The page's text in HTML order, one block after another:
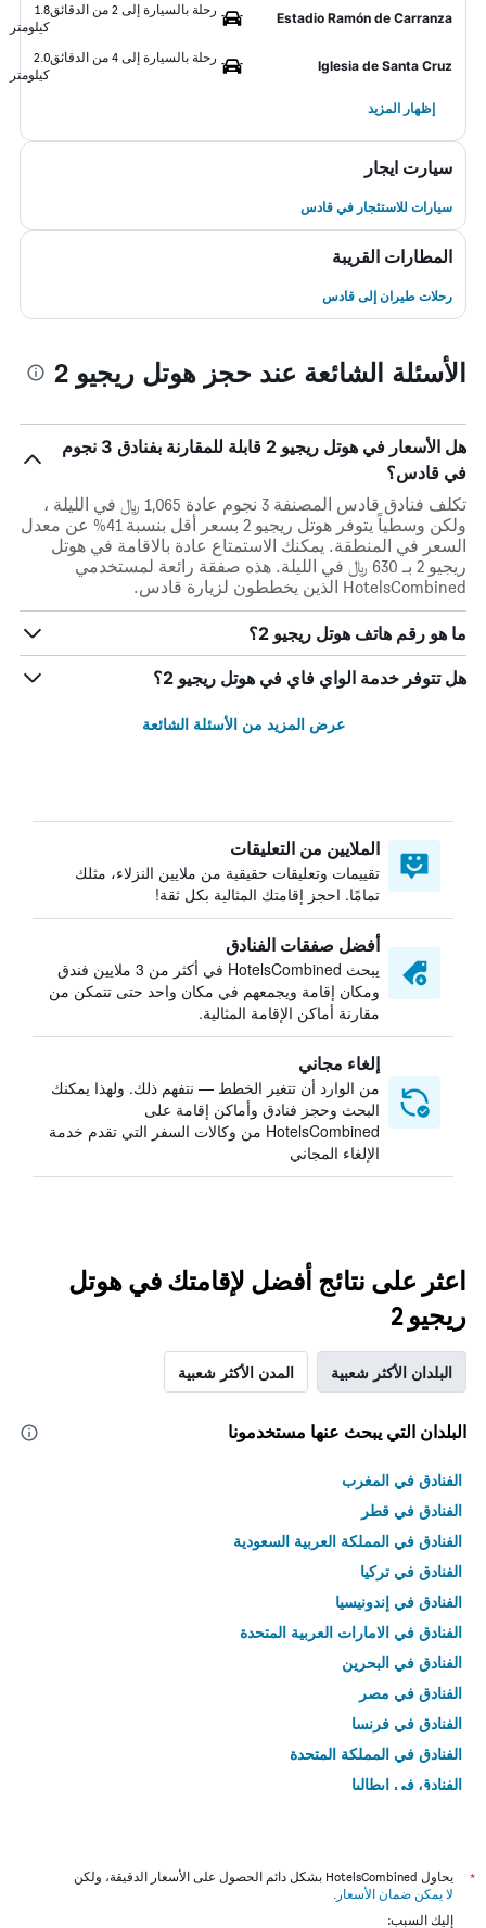
Estadio Ramón de Carranza
رحلة بالسيارة إلى 2 من الدقائق
1.8
كيلومتر
Iglesia de Santa Cruz
رحلة بالسيارة إلى 4 من الدقائق
2.0
كيلومتر
إظهار المزيد
سيارت ايجار
سيارات للاستئجار في قادس
المطارات القريبة
رحلات طيران إلى قادس
الأسئلة الشائعة عند حجز هوتل ريجيو 2
هل الأسعار في هوتل ريجيو 2 قابلة للمقارنة بفنادق 3 نجوم
في قادس؟
تكلف فنادق قادس المصنفة 3 نجوم عادة 1,065 ﷼ في الليلة ،
ولكن وسطياً يتوفر هوتل ريجيو 2 بسعر أقل بنسبة 41% عن معدل
السعر في المنطقة. يمكنك الاستمتاع عادة بالاقامة في هوتل
ريجيو 2 بـ 630 ﷼ في الليلة. هذه صفقة رائعة لمستخدمي
HotelsCombined الذين يخططون لزيارة قادس.
ما هو رقم هاتف هوتل ريجيو 2؟
هل تتوفر خدمة الواي فاي في هوتل ريجيو 2؟
عرض المزيد من الأسئلة الشائعة
الملايين من التعليقات
تقييمات وتعليقات حقيقية من ملايين النزلاء، مثلك
تمامًا. احجز إقامتك المثالية بكل ثقة!
أفضل صفقات الفنادق
يبحث HotelsCombined في أكثر من 3 ملايين فندق
ومكان إقامة ويجمعهم في مكان واحد حتى تتمكن من
مقارنة أماكن الإقامة المثالية.
إلغاء مجاني
من الوارد أن تتغير الخطط — نتفهم ذلك. ولهذا يمكنك
البحث وحجز فنادق وأماكن إقامة على
HotelsCombined من وكالات السفر التي تقدم خدمة
الإلغاء المجاني
اعثر على نتائج أفضل لإقامتك في هوتل
ريجيو 2
البلدان الأكثر شعبية المدن الأكثر شعبية
البلدان التي يبحث عنها مستخدمونا
الفنادق في المغرب
الفنادق في قطر
الفنادق في المملكة العربية السعودية
الفنادق في تركيا
الفنادق في إندونيسيا
الفنادق في الامارات العربية المتحدة
الفنادق في البحرين
الفنادق في مصر
الفنادق في فرنسا
الفنادق في المملكة المتحدة
الفنادق في إيطاليا
*
يحاول HotelsCombined بشكل دائم الحصول على الأسعار الدقيقة، ولكن
لا يمكن ضمان الأسعار .
إليك السبب: